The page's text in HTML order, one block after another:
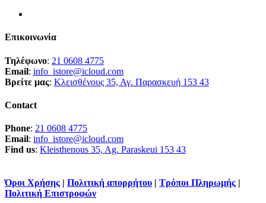
Επικοινωνία
Τηλέφωνο: 21 0608 4775
Email: info_istore@icloud.com
Βρείτε μας: Κλεισθένους 35, Αγ. Παρασκευή 153 43
Contact
Phone: 21 0608 4775
Email: info_istore@icloud.com
Find us: Kleisthenous 35, Ag. Paraskeui 153 43
Όροι Χρήσης | Πολιτική απορρήτου | Τρόποι Πληρωμής |
Πολιτική Επιστροφών